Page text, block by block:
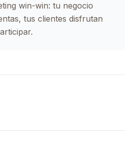
win-win: tu negocio
tus clientes disfrutan